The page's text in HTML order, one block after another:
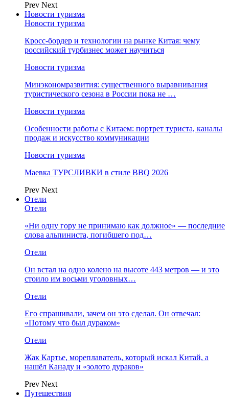
Prev Next
Новости туризма
Новости туризма
Кросс-бордер и технологии на рынке Китая: чему
российский турбизнес может научиться
Новости туризма
Минэкономразвития: существенного выравнивания
туристического сезона в России пока не …
Новости туризма
Особенности работы с Китаем: портрет туриста, каналы
продаж и искусство коммуникации
Новости туризма
Маевка ТУРСЛИВКИ в стиле BBQ 2026
Prev Next
Отели
Отели
«Ни одну гору не принимаю как должное» — последние
слова альпиниста, погибшего под…
Отели
Он встал на одно колено на высоте 443 метров — и это
стоило им восьми уголовных…
Отели
Его спрашивали, зачем он это сделал. Он отвечал:
«Потому что был дураком»
Отели
Жак Картье, мореплаватель, который искал Китай, а
нашёл Канаду и «золото дураков»
Prev Next
Путешествия